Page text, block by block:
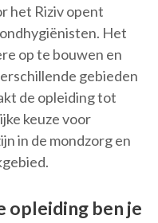
het Riziv opent
Het
op te bouwen en
gebieden
de opleiding tot
keuze voor
in de mondzorg en
opleiding ben je